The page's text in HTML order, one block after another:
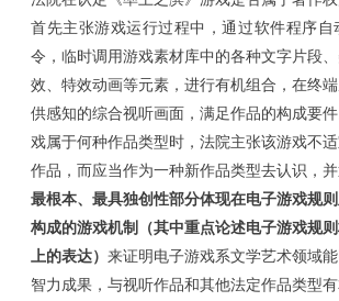
首先主张游戏运行过程中，通过软件程序自
令，临时调用游戏素材库中的各种文字片段
效、特效动画等元素，进行有机组合，在终
供感知的综合视听画面，满足作品的构成要
戏属于何种作品类型时，法院主张该游戏不
作品，而应当作为一种新作品类型去认识，
最根本、最具独创性部分体现在电子游戏规
构成的游戏机制（其中重点论述电子游戏规
上的表达） 来证明电子游戏系文学艺术领域
智力成果，与视听作品和其他法定作品类型